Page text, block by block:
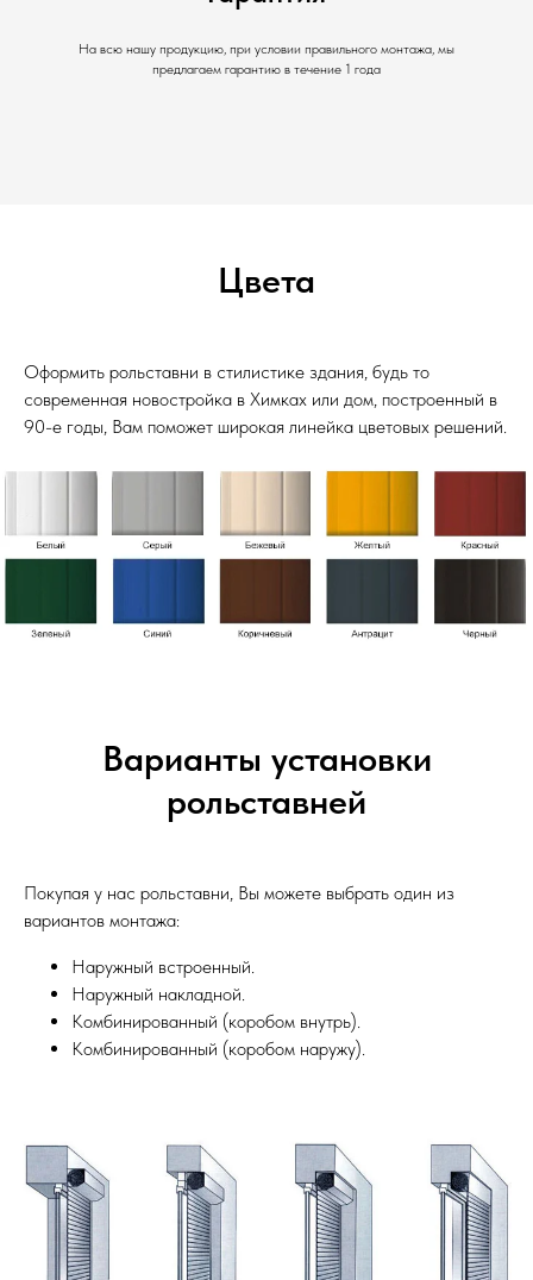
На всю нашу продукцию, при условии правильного монтажа, мы
предлагаем гарантию в течение 1 года
Цвета
Оформить рольставни в стилистике здания, будь то
современная новостройка в Химках или дом, построенный в
90-е годы, Вам поможет широкая линейка цветовых решений.
Варианты установки
рольставней
Покупая у нас рольставни, Вы можете выбрать один из
вариантов монтажа:
Наружный встроенный.
Наружный накладной.
Комбинированный (коробом внутрь).
Комбинированный (коробом наружу).